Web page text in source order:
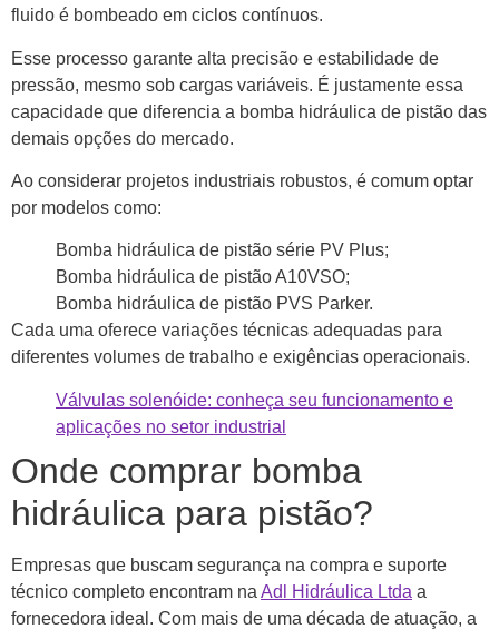
fluido é bombeado em ciclos contínuos.
Esse processo garante alta precisão e estabilidade de
pressão, mesmo sob cargas variáveis. É justamente essa
capacidade que diferencia a bomba hidráulica de pistão das
demais opções do mercado.
Ao considerar projetos industriais robustos, é comum optar
por modelos como:
Bomba hidráulica de pistão série PV Plus;
Bomba hidráulica de pistão A10VSO;
Bomba hidráulica de pistão PVS Parker.
Cada uma oferece variações técnicas adequadas para
diferentes volumes de trabalho e exigências operacionais.
Válvulas solenóide: conheça seu funcionamento e
aplicações no setor industrial
Onde comprar bomba
hidráulica para pistão?
Empresas que buscam segurança na compra e suporte
técnico completo encontram na Adl Hidráulica Ltda a
fornecedora ideal. Com mais de uma década de atuação, a